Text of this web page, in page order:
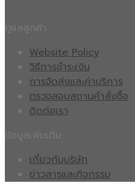
Website Policy
วิธีการชำระเงิน
การจัดส่งและค่าบริการ
ตรวจสอบสถานคำสั่งซื้อ
ติดต่อเรา
เกี่ยวกับบริษัท
ข่าวสารและกิจกรรม